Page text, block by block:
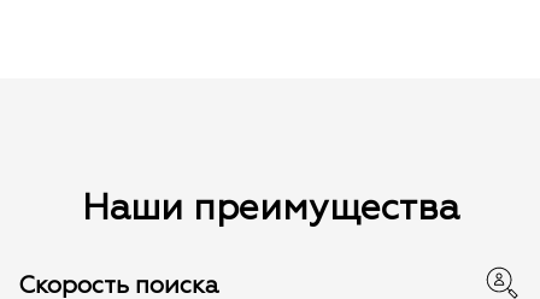
Наши преимущества
Скорость поиска